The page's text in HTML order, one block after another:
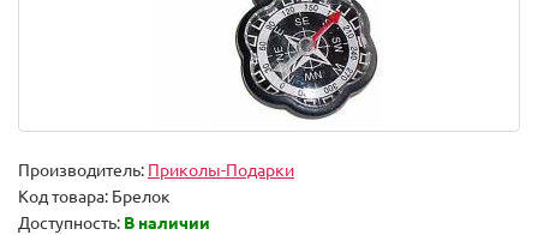
Производитель: Приколы-Подарки
Код товара: Брелок
Доступность: В наличии